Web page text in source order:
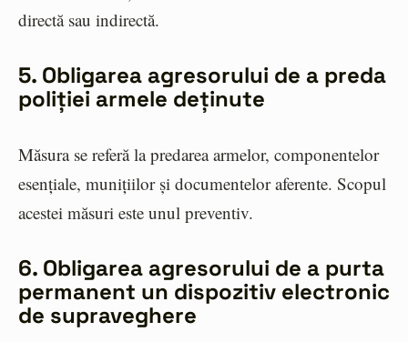
directă sau indirectă.
5. Obligarea agresorului de a preda
poliției armele deținute
Măsura se referă la predarea armelor, componentelor
esențiale, munițiilor și documentelor aferente. Scopul
acestei măsuri este unul preventiv.
6. Obligarea agresorului de a purta
permanent un dispozitiv electronic
de supraveghere